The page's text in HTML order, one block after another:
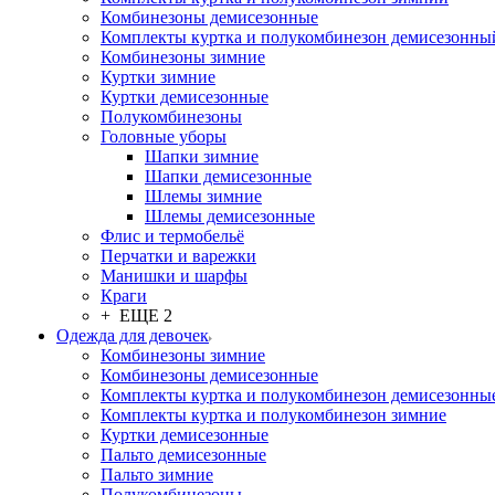
Комбинезоны демисезонные
Комплекты куртка и полукомбинезон
Комбинезоны зимние
Куртки зимние
Куртки демисезонные
Полукомбинезоны
Головные уборы
Шапки зимние
Шапки демисезонные
Шлемы зимние
Шлемы демисезонные
Флис и термобельё
Перчатки и варежки
Манишки и шарфы
Краги
+ ЕЩЕ 2
Одежда для девочек
Комбинезоны зимние
Комбинезоны демисезонные
Комплекты куртка и полукомбинезон
Комплекты куртка и полукомбинезон зимние
Куртки демисезонные
Пальто демисезонные
Пальто зимние